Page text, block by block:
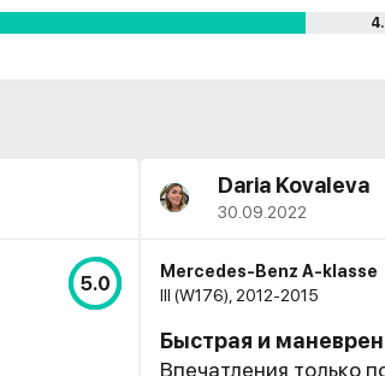
5.0
Daria Kovaleva
30.09.2022
Mercedes-Benz A-klasse
III (W176), 2012-2015
Быстрая и
Впечатления только